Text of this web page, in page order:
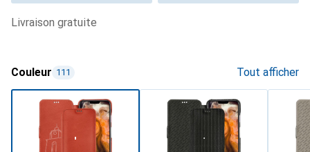
livraison gratuite
Couleur 111 Tout afficher